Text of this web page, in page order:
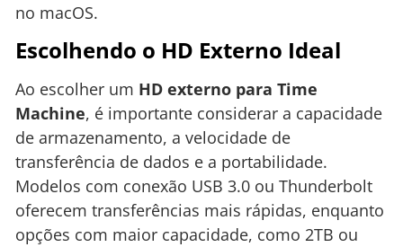
no macOS.
Escolhendo o HD Externo Ideal
Ao escolher um HD externo para Time
Machine, é importante considerar a capacidade
de armazenamento, a velocidade de
transferência de dados e a portabilidade.
Modelos com conexão USB 3.0 ou Thunderbolt
oferecem transferências mais rápidas, enquanto
opções com maior capacidade, como 2TB ou